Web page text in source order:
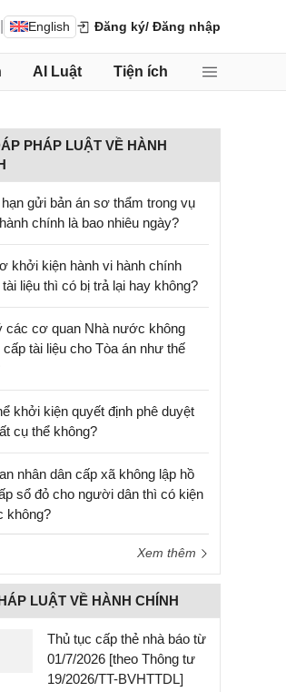
English Đăng ký/ Đăng nhập
AI Luật Tiện ích
PHÁP LUẬT VỀ HÀNH
gửi bản án sơ thẩm trong vụ
chính là bao nhiêu ngày?
khởi kiện hành vi hành chính
tài liệu thì có bị trả lại hay không?
các cơ quan Nhà nước không
cấp tài liệu cho Tòa án như thế
khởi kiện quyết định phê duyệt
cụ thể không?
nhân dân cấp xã không lập hồ
sổ đỏ cho người dân thì có kiện
không?
Xem thêm
LUẬT VỀ HÀNH CHÍNH
Thủ tục cấp thẻ nhà báo từ
01/7/2026 [theo Thông tư
19/2026/TT-BVHTTDL]